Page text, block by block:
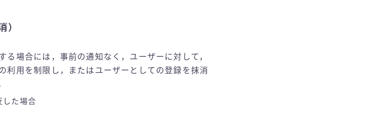
）
る場合には，事前の通知なく，ユーザーに対して，
利用を制限し，またはユーザーとしての登録を抹消
した場合